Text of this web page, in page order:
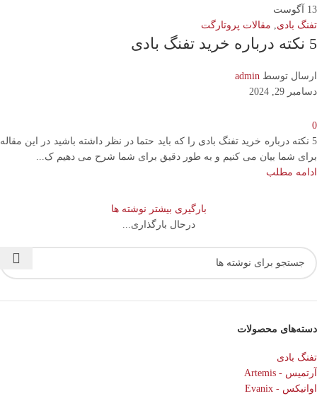
13 آگوست
تفنگ بادی
مقالات پروتارگت
5 نکته درباره خرید تفنگ بادی
ارسال توسط admin
دسامبر 29, 2024
0
5 نکته درباره خرید تفنگ بادی را که باید حتما در نظر داشته باشید در این مقاله
برای شما بیان می کنیم و به طور دقیق برای شما شرح می دهیم ک...
ادامه مطلب
بارگیری بیشتر نوشته ها
درحال بارگذاری...
دسته‌های محصولات
تفنگ بادی
آرتمیس - Artemis
اوانیکس - Evanix